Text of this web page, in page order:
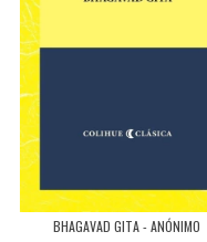
BHAGAVAD GITA - ANÓNIMO